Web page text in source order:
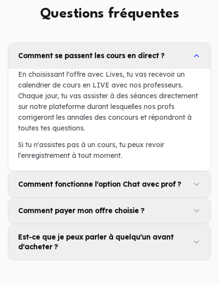
Questions fréquentes
Comment se passent les cours en direct ?
En choisissant l'offre avec Lives, tu vas recevoir un
calendrier de cours en LIVE avec nos professeurs.
Chaque jour, tu vas assister à des séances directement
sur notre plateforme durant lesquelles nos profs
corrigeront les annales des concours et répondront à
toutes tes questions.
Si tu n'assistes pas à un cours, tu peux revoir
l'enregistrement à tout moment.
Comment fonctionne l'option Chat avec prof ?
Comment payer mon offre choisie ?
Est-ce que je peux parler à quelqu'un avant
d'acheter ?